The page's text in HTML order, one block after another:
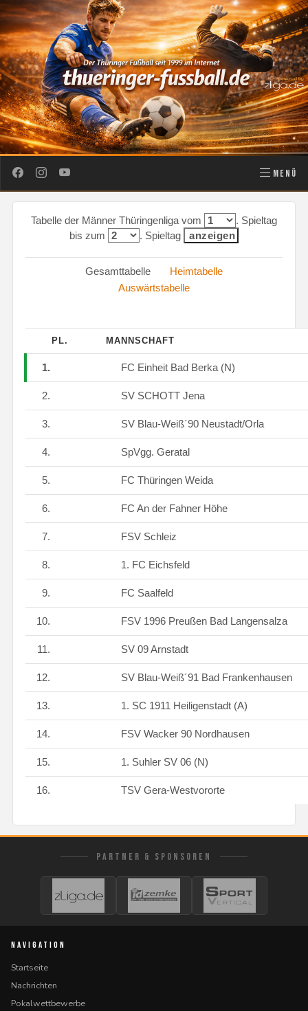
MENÜ
Tabelle der Männer Thüringenliga vom
. Spieltag
bis zum
. Spieltag
Gesamttabelle Heimtabelle
Auswärtstabelle
PL. MANNSCHAFT
1. FC Einheit Bad Berka (N)
2. SV SCHOTT Jena
3. SV Blau-Weiß´90 Neustadt/Orla
4. SpVgg. Geratal
5. FC Thüringen Weida
6. FC An der Fahner Höhe
7. FSV Schleiz
8. 1. FC Eichsfeld
9. FC Saalfeld
10. FSV 1996 Preußen Bad Langensalza
11. SV 09 Arnstadt
12. SV Blau-Weiß´91 Bad Frankenhausen
13. 1. SC 1911 Heiligenstadt (A)
14. FSV Wacker 90 Nordhausen
15. 1. Suhler SV 06 (N)
16. TSV Gera-Westvororte
PARTNER & SPONSOREN
NAVIGATION
Startseite
Nachrichten
Pokalwettbewerbe